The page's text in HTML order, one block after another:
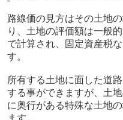
路線価の見方はその土地
り、土地の評価額は一般
で計算され、固定資産税
す。
所有する土地に面した道
する事ができますが、土
に奥行がある特殊な土地